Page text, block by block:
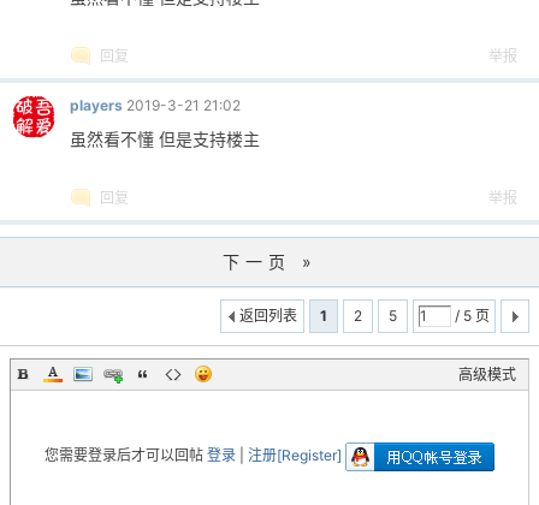
回复 举报
players 2019-3-21 21:02
虽然看不懂 但是支持楼主
回复 举报
下一页 »
1 2 5 / 5 页
返回列表
高级模式
您需要登录后才可以回帖 登录 注册[Register]